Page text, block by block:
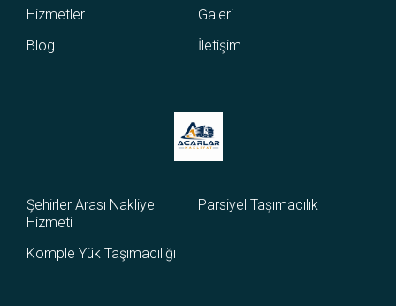
Hizmetler
Galeri
Blog
İletişim
Şehirler Arası Nakliye
Hizmeti
Parsiyel Taşımacılık
Komple Yük Taşımacılığı